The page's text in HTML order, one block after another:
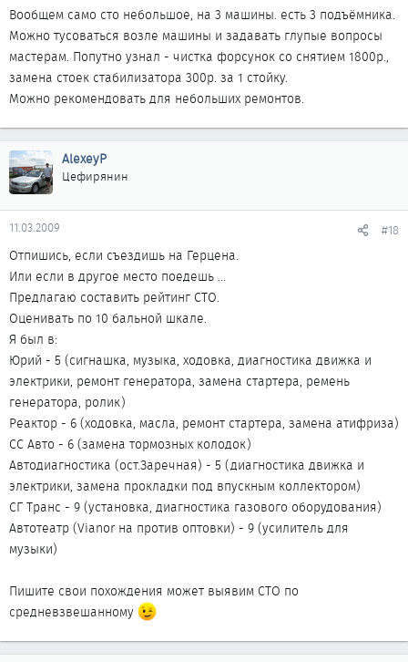
Вообщем само сто небольшое, на 3 машины. есть 3 подъёмника.
Можно тусоваться возле машины и задавать глупые вопросы
мастерам. Попутно узнал - чистка форсунок со снятием 1800р.,
замена стоек стабилизатора 300р. за 1 стойку.
Можно рекомендовать для небольших ремонтов.
AlexeyP
Цефирянин
11.03.2009 #18
Отпишись, если съездишь на Герцена.
Или если в другое место поедешь ...
Предлагаю составить рейтинг СТО.
Оценивать по 10 бальной шкале.
Я был в:
Юрий - 5 (сигнашка, музыка, ходовка, диагностика движка и
электрики, ремонт генератора, замена стартера, ремень
генератора, ролик)
Реактор - 6 (ходовка, масла, ремонт стартера, замена атифриза)
СС Авто - 6 (замена тормозных колодок)
Автодиагностика (ост.Заречная) - 5 (диагностика движка и
электрики, замена прокладки под впускным коллектором)
СГ Транс - 9 (установка, диагностика газового оборудования)
Автотеатр (Vianor на против оптовки) - 9 (усилитель для
музыки)
Пишите свои похождения может выявим СТО по
средневзвешанному